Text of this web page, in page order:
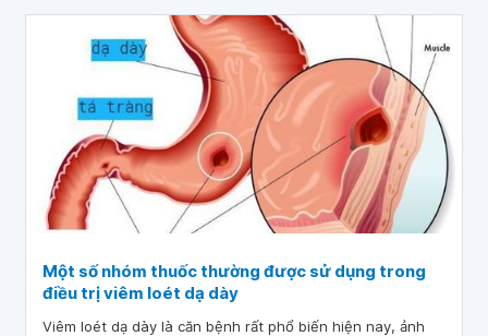
Một số nhóm thuốc thường được sử dụng trong
điều trị viêm loét dạ dày
Viêm loét dạ dày là căn bệnh rất phổ biến hiện nay, ảnh